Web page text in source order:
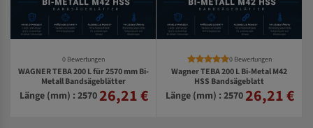
0 Bewertungen
WAGNER TEBA 200 L für 2570 mm Bi-
Metall Bandsägeblätter
Länge (mm) : 2570 26,21 €
0 Bewertungen
Wagner TEBA 200 L Bi-Metal M42
HSS Bandsägeblatt
Länge (mm) : 2570 26,21 €